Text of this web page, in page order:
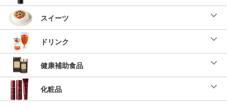
スイーツ
ドリンク
健康補助食品
化粧品